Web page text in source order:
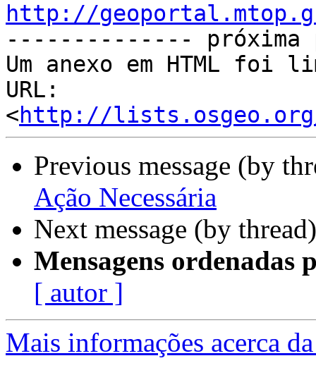
http://
--------------
Um anexo em HTML foi
URL:
<http://lists.osgeo.org/
Previous message (by
Ação Necessária
Next message (by
Mensagens ordenadas
[ autor ]
Mais informações acerca